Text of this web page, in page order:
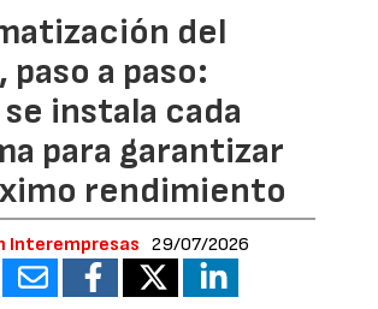
del
paso a paso:
instala cada
para garantizar
rendimiento
Interempresas 29/07/2026